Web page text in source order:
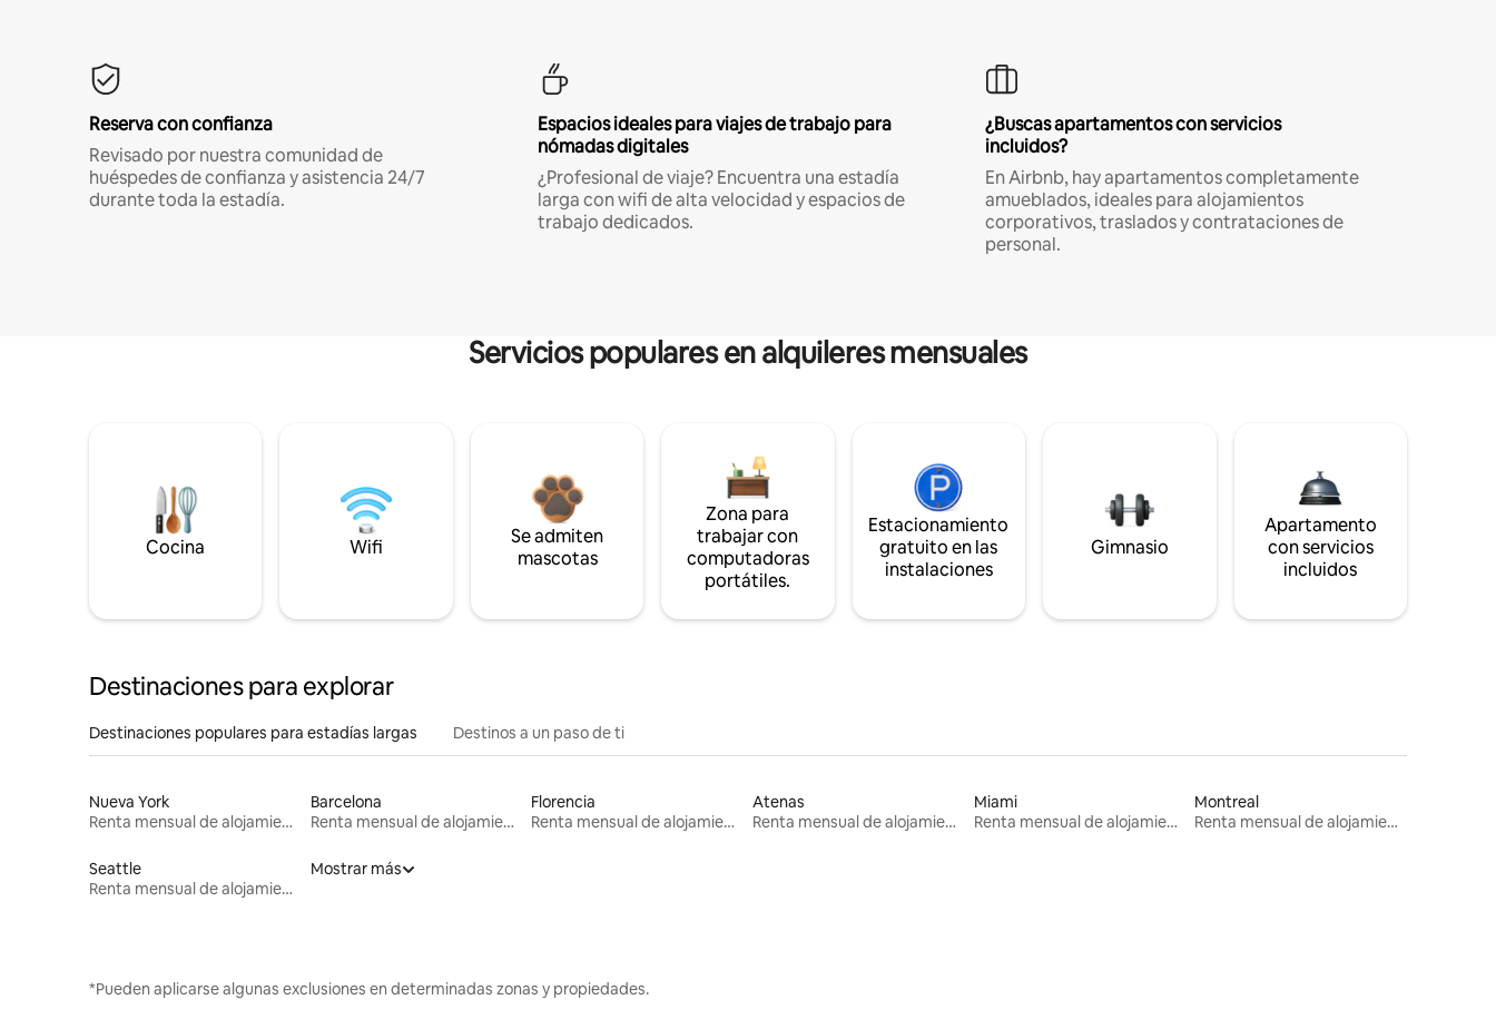
Reserva con confianza
Revisado por nuestra comunidad de
huéspedes de confianza y asistencia 24/7
durante toda la estadía.
Espacios ideales para viajes de trabajo para
nómadas digitales
¿Profesional de viaje? Encuentra una estadía
larga con wifi de alta velocidad y espacios de
trabajo dedicados.
¿Buscas apartamentos con servicios
incluidos?
En Airbnb, hay apartamentos completamente
amueblados, ideales para alojamientos
corporativos, traslados y contrataciones de
personal.
Servicios populares en alquileres mensuales
Cocina Wifi
Se admiten
mascotas
Zona para
trabajar con
computadoras
portátiles.
Estacionamiento
gratuito en las
instalaciones
Gimnasio
Apartamento
con servicios
incluidos
Destinaciones para explorar
Destinaciones populares para estadías largas Destinos a un paso de ti
Nueva York
Renta mensual de alojamientos
Barcelona
Renta mensual de alojamientos
Florencia
Renta mensual de alojamientos
Atenas
Renta mensual de alojamientos
Miami
Renta mensual de alojamientos
Montreal
Renta mensual de alojamientos
Seattle
Renta mensual de alojamientos
Mostrar más
*Pueden aplicarse algunas exclusiones en determinadas zonas y propiedades.